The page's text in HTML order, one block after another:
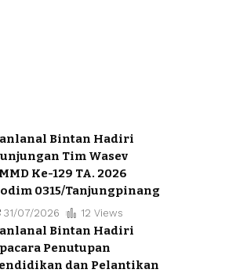
Bintan Hadiri
Tim Wasev
Ke-129 TA. 2026
0315/Tanjungpinang
31/07/2026 12 Views
Bintan Hadiri
Penutupan
dan Pelantikan